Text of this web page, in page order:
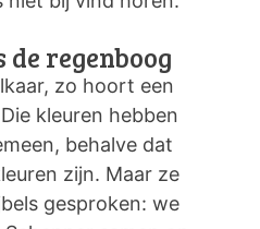
de regenboog
zo hoort een
kleuren hebben
behalve dat
zijn. Maar ze
gesproken: we